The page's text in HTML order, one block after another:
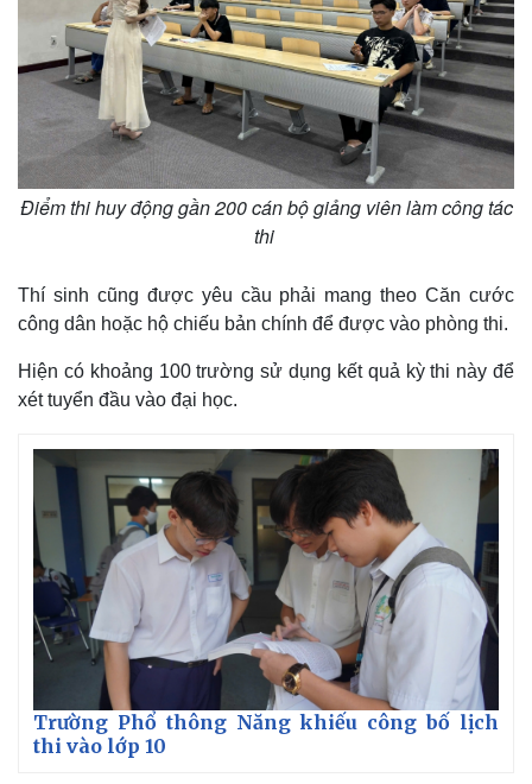
Điểm thi huy động gần 200 cán bộ giảng viên làm công tác
thi
Thí sinh cũng được yêu cầu phải mang theo Căn cước
công dân hoặc hộ chiếu bản chính để được vào phòng thi.
Hiện có khoảng 100 trường sử dụng kết quả kỳ thi này để
xét tuyển đầu vào đại học.
Trường Phổ thông Năng khiếu công bố lịch
thi vào lớp 10